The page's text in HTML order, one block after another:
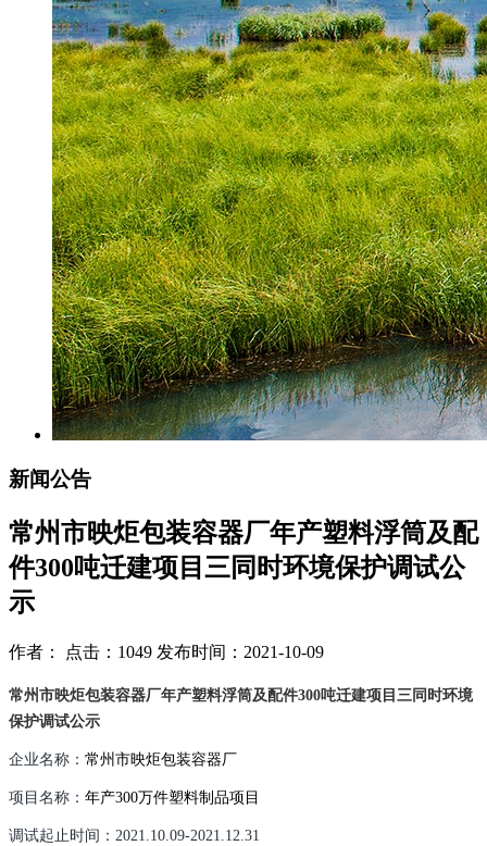
新闻公告
常州市映炬包装容器厂年产塑料浮筒及配
件300吨迁建项目三同时环境保护调试公
示
作者： 点击：1049 发布时间：2021-10-09
常州市映炬包装容器厂年产塑料浮筒及配件300吨迁建项目三同时环境
保护调试公示
企业名称： 常州市映炬包装容器厂
项目名称： 年产300万件塑料制品项目
调试起止时间： 2021.10.09-2021.12.31